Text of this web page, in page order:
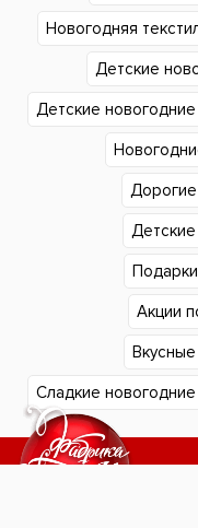
Новогодняя
Детские
Детские
Акции
Сладкие